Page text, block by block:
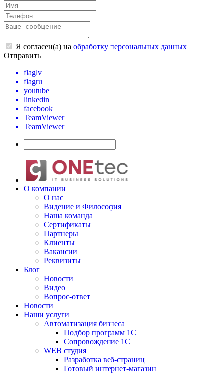
Я согласен(а) на обработку персональных данных
Отправить
flaglv
flagru
youtube
linkedin
facebook
TeamViewer
TeamViewer
О компании
О нас
Видение и Философия
Наша команда
Сертификаты
Партнеры
Клиенты
Вакансии
Реквизиты
Блог
Новости
Видео
Вопрос-ответ
Новости
Наши услуги
Автоматизация бизнеса
Подбор программ 1С
Сопровождение 1С
WEB студия
Разработка веб-страниц
Готовый интернет-магазин